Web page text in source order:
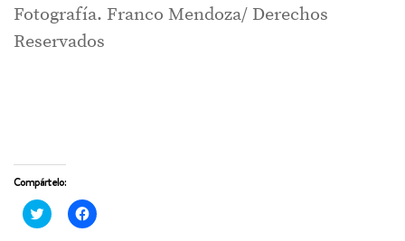
Fotografía. Franco Mendoza/ Derechos
Reservados
Compártelo:
Haz
clic
Haz
clic